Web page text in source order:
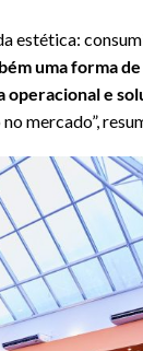
estética:
uma forma
e
mercado”,